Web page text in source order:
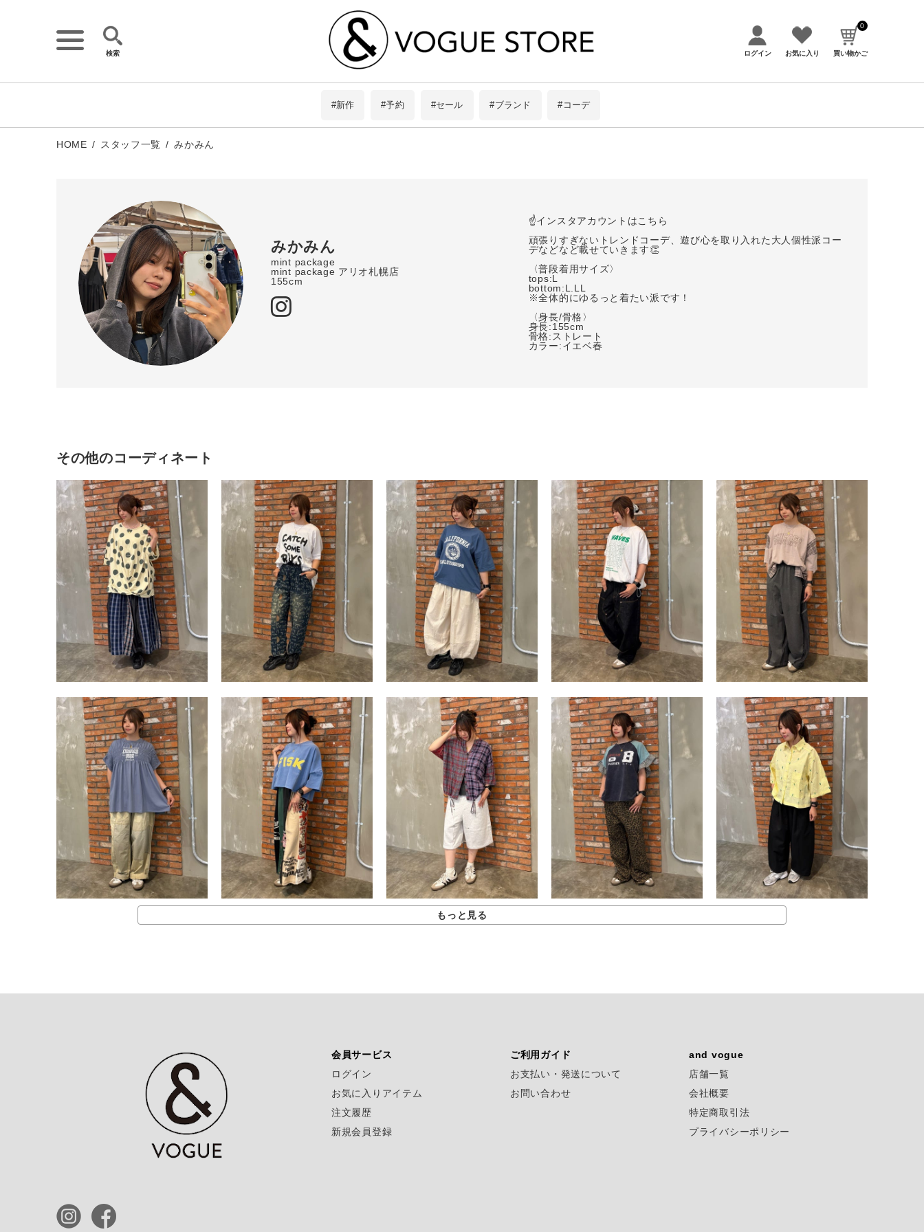
検索 ログイン お気に入り
0
買い物かご
#新作 #予約 #セール #ブランド #コーデ
ゲスト 様
お気に入りアイテム
注文履歴
新規会員登録
スタイリングから探す
トップス
アウター・コート
無料公式アプリダウンロード
キーワード
この条件で絞り込む
HOME スタッフ一覧 みかみん
みかみん
mint package
mint package アリオ札幌店
155cm
☝️インスタアカウントはこちら
頑張りすぎないトレンドコーデ、遊び心を取り入れた大人個性派コー
デなどなど載せていきます👏
〈普段着用サイズ〉
tops:L
bottom:L.LL
※全体的にゆるっと着たい派です！
〈身長/骨格〉
身長:155cm
骨格:ストレート
その他のコーディネート
もっと見る
会員サービス
ログイン
お気に入りアイテム
注文履歴
新規会員登録
ご利用ガイド
お支払い・発送について
お問い合わせ
and vogue
店舗一覧
会社概要
特定商取引法
プライバシーポリシー